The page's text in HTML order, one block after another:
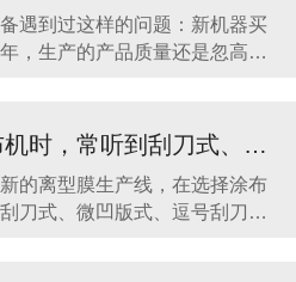
遇到过这样的问题：新机器买
，生产的产品质量还是忽高忽
定性？如果出现剥离力波动，
查？ 这恰恰点明了行业的本
三分设备”。一台先进的涂布机
在选择涂布机时，常听到刮刀式、微凹版式、逗号刮刀等多种涂布方式，它们之间究竟有何区别？我们应如何根据自身产品定位进行科学选型？
的离型膜生产线，在选择涂布
刀式、微凹版式、逗号刮刀等